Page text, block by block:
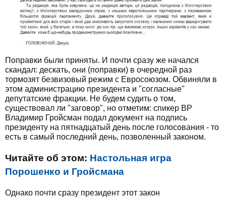
Поправки были приняты. И почти сразу же начался
скандал: дескать, они (поправки) в очередной раз
тормозят безвизовый режим с Евросоюзом. Обвиняли в
этом администрацию президента и "согласные"
депутатские фракции. Не будем судить о том,
существовал ли "заговор", но отметим: спикер ВР
Владимир Гройсман подал документ на подпись
президенту на пятнадцатый день после голосования - то
есть в самый последний день, позволенный законом.
Читайте об этом: Настольная игра
Порошенко и Гройсмана
Однако почти сразу президент этот закон